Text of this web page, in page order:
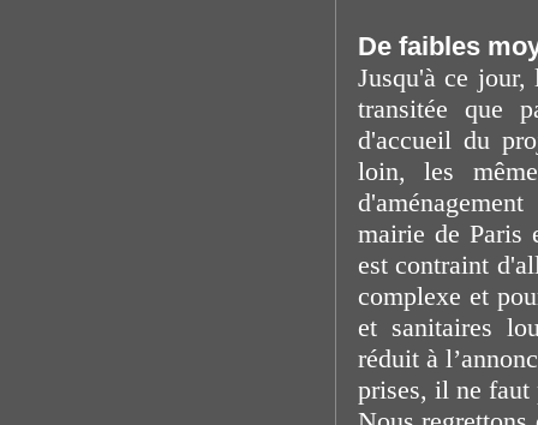
De faibles
Jusqu'à ce
transitée que
d'accueil du
loin, les
mairie de Paris
est contraint
complexe et
et sanitaires
réduit à
prises, il ne faut